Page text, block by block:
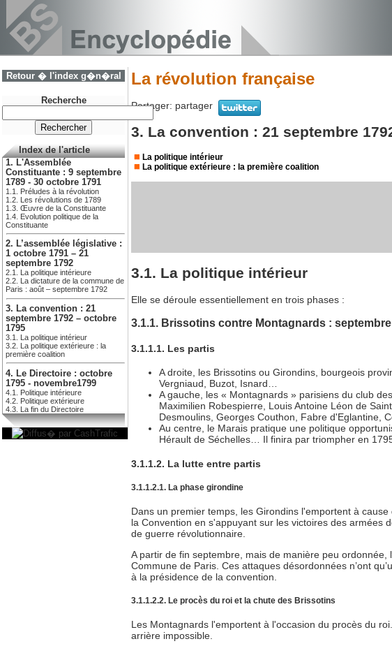
Retour � l'index g�n�ral
Recherche
Index de l'article
1. L'Assemblée
Constituante : 9 septembre
1789 - 30 octobre 1791
1.1. Préludes à la révolution
1.2. Les révolutions de 1789
1.3. Œuvre de la Constituante
1.4. Evolution politique de la
Constituante
2. L’assemblée législative :
1 octobre 1791 – 21
septembre 1792
2.1. La politique intérieure
2.2. La dictature de la commune de
Paris : août – septembre 1792
3. La convention : 21
septembre 1792 – octobre
1795
3.1. La politique intérieur
3.2. La politique extérieure : la
première coalition
4. Le Directoire : octobre
1795 - novembre1799
4.1. Politique intérieure
4.2. Politique extérieure
4.3. La fin du Directoire
La révolution française
Partager: partager
3. La convention : 21 septembre
La politique intérieur
La politique extérieure : la première coalition
3.1. La politique intérieur
Elle se déroule essentiellement en trois phases :
3.1.1. Brissotins contre Montagnards :
3.1.1.1. Les partis
A droite, les Brissotins ou Girondins, bourgeois
Vergniaud, Buzot, Isnard…
A gauche, les « Montagnards » parisiens du club
Maximilien Robespierre, Louis Antoine Léon de
Desmoulins, Georges Couthon, Fabre d'Eglantine,
Au centre, le Marais pratique une politique
Hérault de Séchelles… Il finira par triompher en
3.1.1.2. La lutte entre partis
3.1.1.2.1. La phase girondine
Dans un premier temps, les Girondins l'emportent à
la Convention en s'appuyant sur les victoires des armées
de guerre révolutionnaire.
A partir de fin septembre, mais de manière peu
Commune de Paris. Ces attaques désordonnées n’ont
à la présidence de la convention.
3.1.1.2.2. Le procès du roi et la chute des Brissotins
Les Montagnards l'emportent à l'occasion du procès du
arrière impossible.